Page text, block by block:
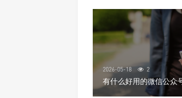
2026-05-18 2
有什么好用的微信公众